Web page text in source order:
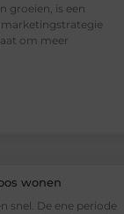
groeien, is een
om meer
wonen
snel. De ene periode